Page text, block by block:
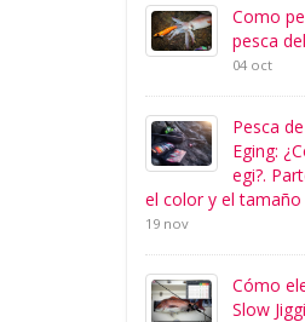
Como
pesca
04 oct
Pesca
Eging:
egi?.
el color y el tamaño
19 nov
Cómo
Slow